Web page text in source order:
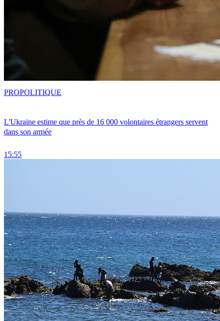
L'Ukraine estime que près de 16 000 volontaires étrangers servent
dans son armée
15:55
PROPOLITIQUE